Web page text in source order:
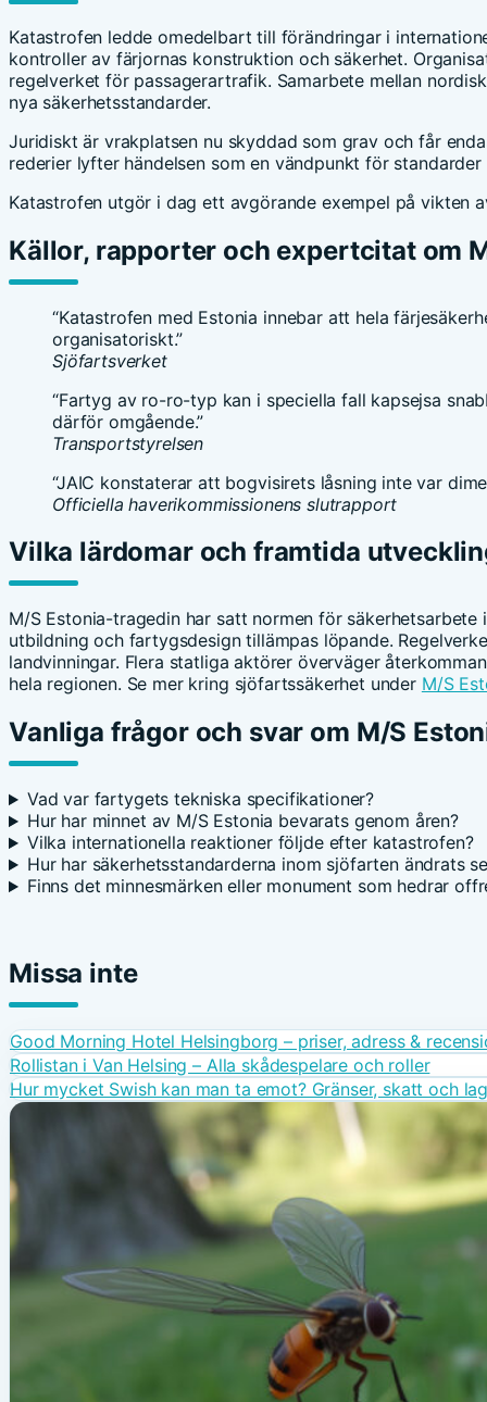
Katastrofen ledde omedelbart till förändringar i
kontroller av färjornas konstruktion och säkerhet.
regelverket för passagerartrafik. Samarbete mellan
nya säkerhetsstandarder.
Juridiskt är vrakplatsen nu skyddad som grav och får
rederier lyfter händelsen som en vändpunkt för
Katastrofen utgör i dag ett avgörande exempel på vikten
Källor, rapporter och expertcitat om
“Katastrofen med Estonia innebar att hela
organisatoriskt.”
Sjöfartsverket
“Fartyg av ro-ro-typ kan i speciella fall kapsejsa
därför omgående.”
Transportstyrelsen
“JAIC konstaterar att bogvisirets låsning inte var
Officiella haverikommissionens slutrapport
Vilka lärdomar och framtida
M/S Estonia-tragedin har satt normen för
utbildning och fartygsdesign tillämpas löpande.
landvinningar. Flera statliga aktörer överväger
hela regionen. Se mer kring sjöfartssäkerhet under M/S
Vanliga frågor och svar om M/S
Vad var fartygets tekniska specifikationer?
Hur har minnet av M/S Estonia bevarats genom åren?
Vilka internationella reaktioner följde efter katastrofen?
Hur har säkerhetsstandarderna inom sjöfarten ändrats
Finns det minnesmärken eller monument som hedrar
Missa inte
Good Morning Hotel Helsingborg – priser, adress &
Rollistan i Van Helsing – Alla skådespelare och roller
Hur mycket Swish kan man ta emot? Gränser, skatt och